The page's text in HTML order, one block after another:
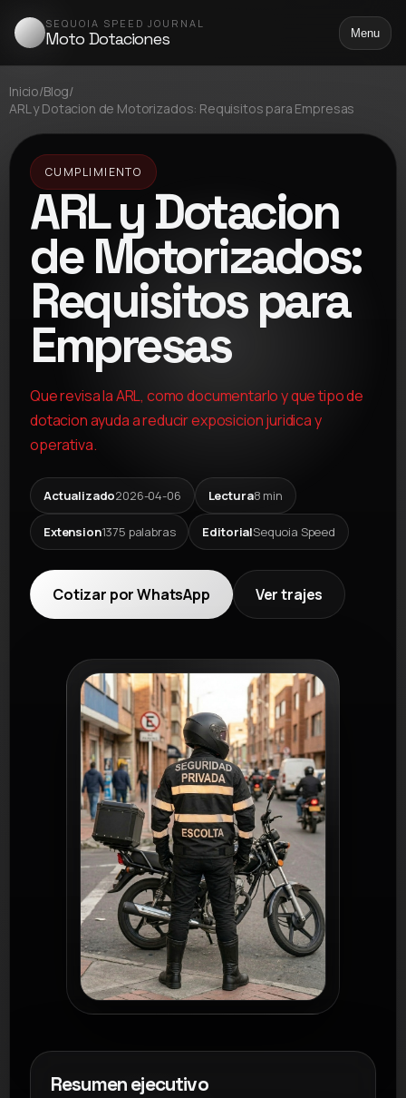
SEQUOIA SPEED JOURNAL
Moto Dotaciones Menu
Inicio/Blog/
ARL y Dotacion de Motorizados: Requisitos para Empresas
CUMPLIMIENTO
ARL y Dotacion
de Motorizados:
Requisitos para
Empresas
Que revisa la ARL, como documentarlo y que tipo de
dotacion ayuda a reducir exposicion juridica y
operativa.
Actualizado2026-04-06 Lectura8 min
Extension1375 palabras EditorialSequoia Speed
Cotizar por WhatsApp Ver trajes
Resumen ejecutivo